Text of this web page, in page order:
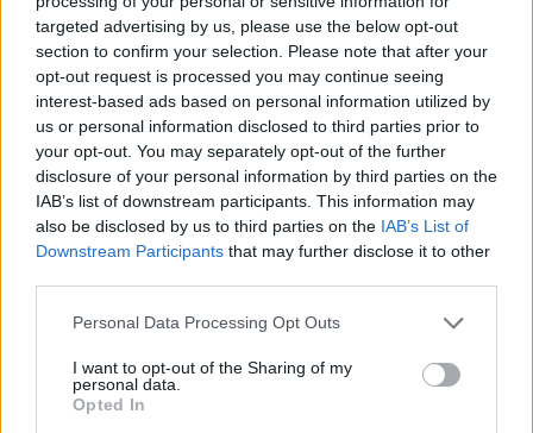
targeted advertising by us, please use the below opt-out
section to confirm your selection. Please note that after your
opt-out request is processed you may continue seeing
interest-based ads based on personal information utilized by
us or personal information disclosed to third parties prior to
your opt-out. You may separately opt-out of the further
disclosure of your personal information by third parties on the
IAB’s list of downstream participants. This information may
also be disclosed by us to third parties on the IAB’s List of
Downstream Participants that may further disclose it to other
Personal Data Processing Opt Outs
I want to opt-out of the Sharing of my
personal data.
Opted In
Γραφείο Δημάρχου
25310-82177
Κ.Ε.Π.
25310-83300
Κ.Α.Π.Η.
25310-22797
Νοσοκομείο
25310-22222
Αστυνομικό Τμήμα
25310-22100
Κ.Τ.Ε.Λ.
25310-22912
Ο.Σ.Ε.
25310-22650
Αρχ. Μουσείο
25310-22411
Γρήγορη Πλοήγηση
Ο Δήμαρχος